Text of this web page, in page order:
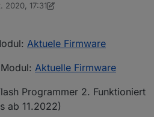
2020, 17:31
8. Nov. 2025, 22:20
Aktuele Firmware
Aktuelle Firmware
Programmer 2. Funktioniert
ab 11.2022)